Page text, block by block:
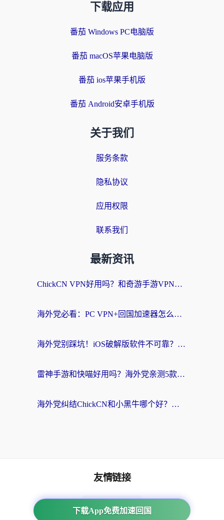
下载应用
番茄 Windows PC电脑版
番茄 macOS苹果电脑版
番茄 ios苹果手机版
番茄 Android安卓手机版
关于我们
服务条款
隐私协议
应用权限
联系我们
最新资讯
ChickCN VPN好用吗？和奇游手游VPN对比哪个回国效果更好？海外党亲测实用指南
海外党必看：PC VPN+回国加速器怎么选？无缝访问国内资源全攻略
海外党别踩坑！iOS破解版软件不可靠？教你选对回国加速器无缝看国内资源
雷神手游和快喵好用吗？海外党亲测5款回国加速器，附斧牛Bling对比+微信视频号解决办法
海外党纠结ChickCN和小黑牛哪个好？一篇帮你选对回国加速器的实用指南
下载App免费加速回国
友情链接
海外回国加速器